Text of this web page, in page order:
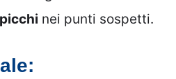
nei punti sospetti.